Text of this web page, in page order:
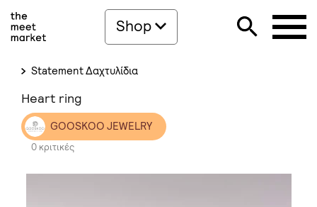
Shop
Statement Δαχτυλίδια
Heart ring
GOOSKOO JEWELRY
0 κριτικές